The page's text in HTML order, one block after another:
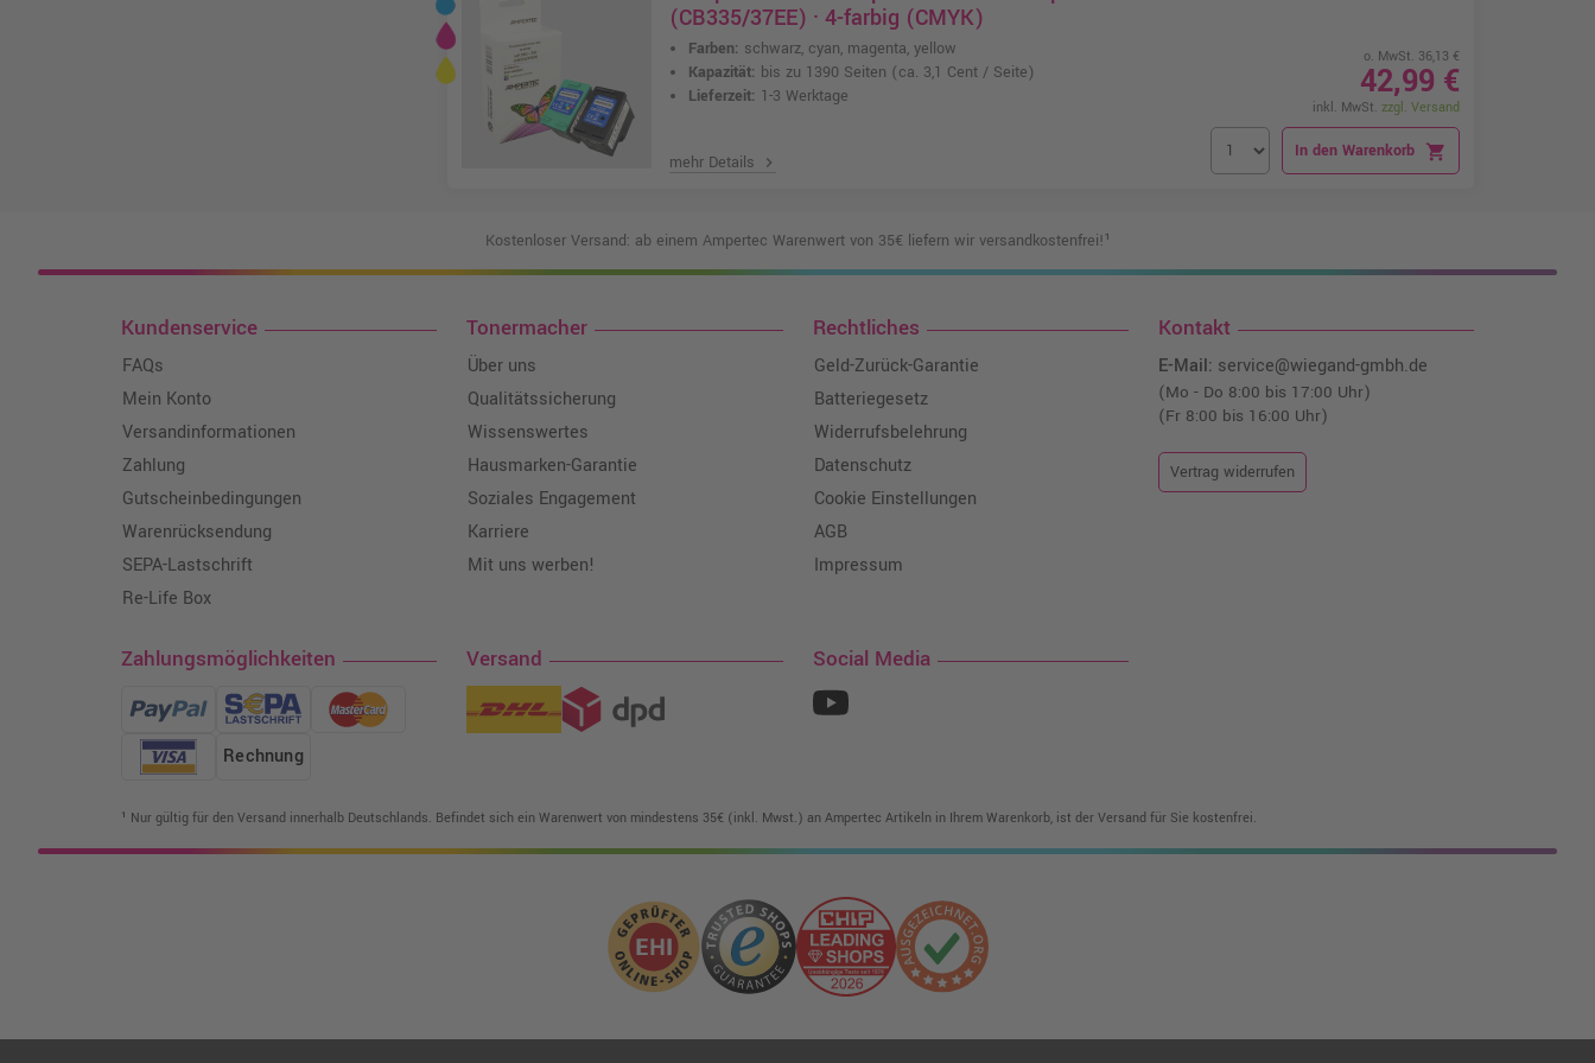
(CB335/37EE) · 4-farbig (CMYK)
Farben: schwarz, cyan, magenta, yellow
Kapazität: bis zu 1390 Seiten (ca. 3,1 Cent / Seite)
Lieferzeit: 1-3 Werktage
mehr Details chevron_right
o. MwSt. 36,13 €
42,99 €
inkl. MwSt. zzgl. Versand
In den Warenkorb shopping_cart
Kostenloser Versand: ab einem Ampertec Warenwert von 35€ liefern wir versandkostenfrei!¹
Kundenservice
FAQs
Mein Konto
Versandinformationen
Zahlung
Gutscheinbedingungen
Warenrücksendung
SEPA-Lastschrift
Re-Life Box
Tonermacher
Über uns
Qualitätssicherung
Wissenswertes
Hausmarken-Garantie
Soziales Engagement
Karriere
Mit uns werben!
Rechtliches
Geld-Zurück-Garantie
Batteriegesetz
Widerrufsbelehrung
Datenschutz
Cookie Einstellungen
AGB
Impressum
Kontakt
E-Mail: service@wiegand-gmbh.de
(Mo - Do 8:00 bis 17:00 Uhr)
(Fr 8:00 bis 16:00 Uhr)
Vertrag widerrufen
Zahlungsmöglichkeiten
Rechnung
Versand Social Media
¹ Nur gültig für den Versand innerhalb Deutschlands. Befindet sich ein Warenwert von mindestens 35€ (inkl. Mwst.) an Ampertec Artikeln in Ihrem Warenkorb, ist der Versand für Sie kostenfrei.